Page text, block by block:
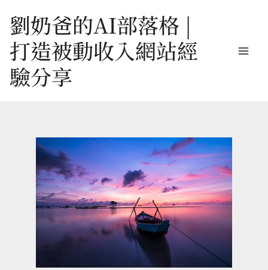
至
主
要
劉奶爸的AI部落格 |
打造被動收入網站經
驗分享